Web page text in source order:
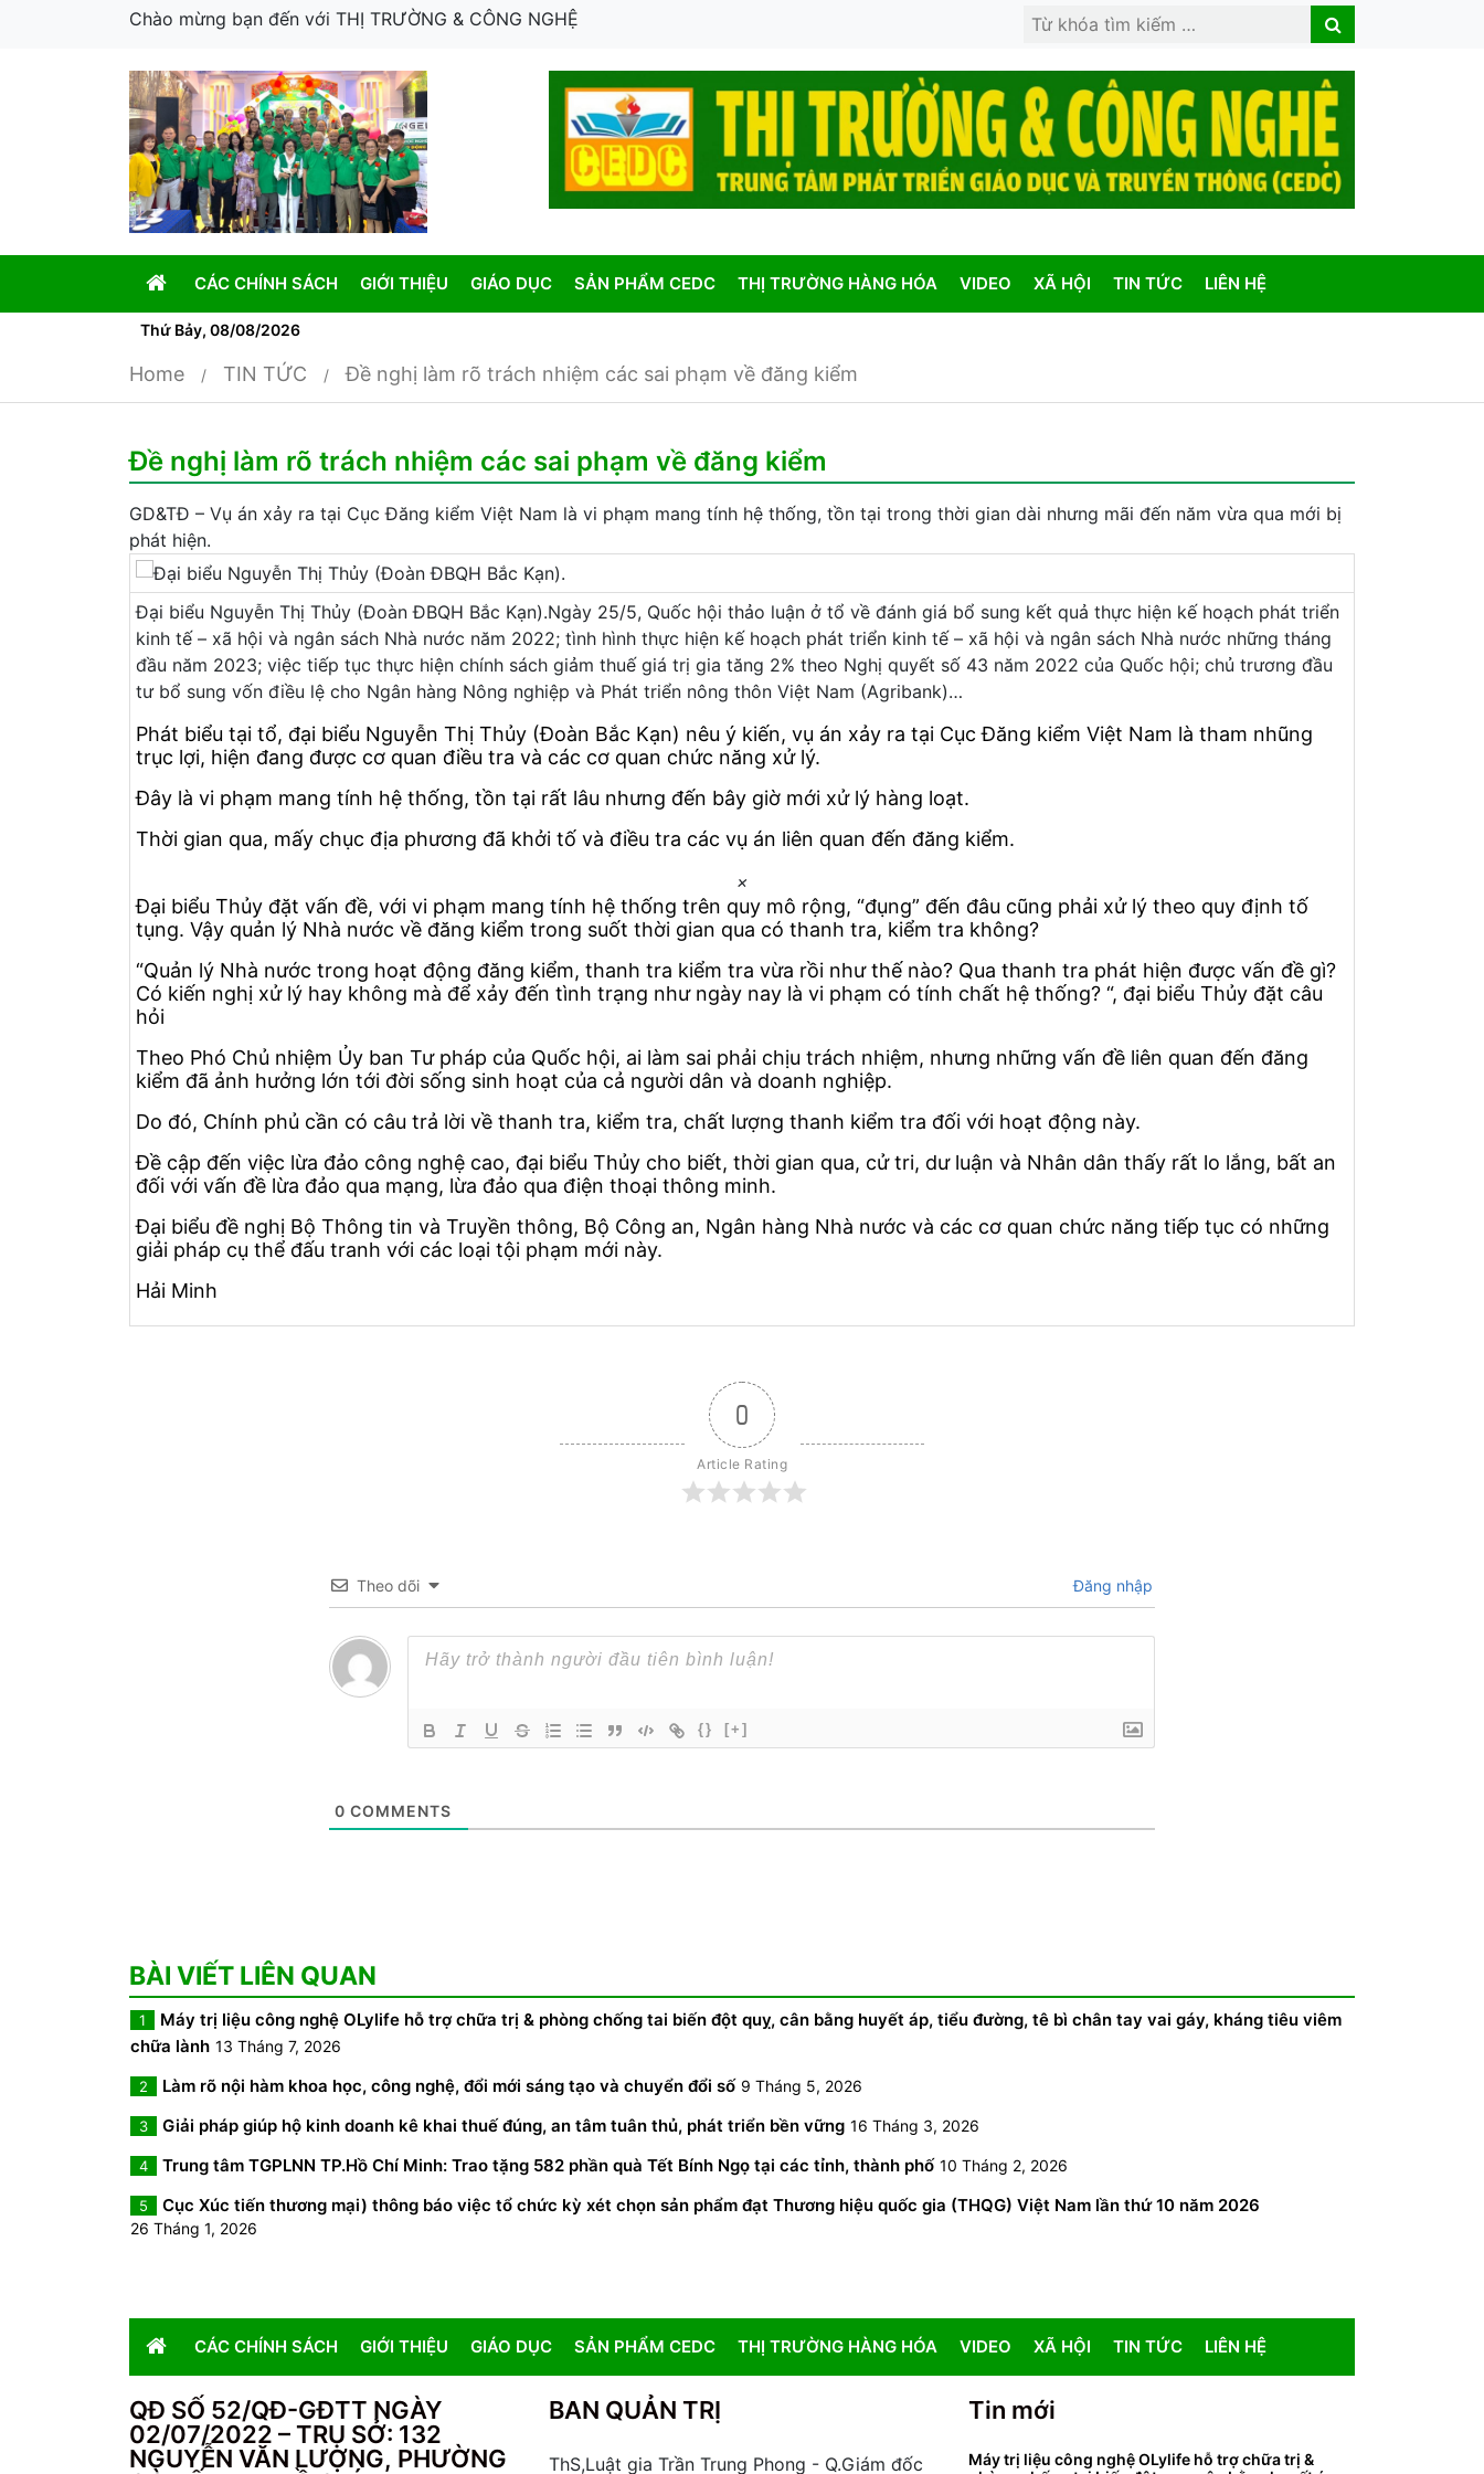
Chào mừng bạn đến với THỊ TRƯỜNG & CÔNG NGHỆ
Search
Search
CÁC CHÍNH SÁCH GIỚI THIỆU GIÁO DỤC SẢN PHẨM CEDC THỊ TRƯỜNG HÀNG HÓA VIDEO XÃ HỘI TIN TỨC LIÊN HỆ
Thứ Bảy, 08/08/2026
Home TIN TỨC Đề nghị làm rõ trách nhiệm các sai phạm về đăng kiểm
Đề nghị làm rõ trách nhiệm các sai phạm về đăng kiểm
GD&TĐ – Vụ án xảy ra tại Cục Đăng kiểm Việt Nam là vi phạm mang tính hệ thống, tồn tại trong thời gian dài nhưng mãi đến năm vừa qua mới bị
phát hiện.
Đại biểu Nguyễn Thị Thủy (Đoàn ĐBQH Bắc Kạn).Ngày 25/5, Quốc hội thảo luận ở tổ về đánh giá bổ sung kết quả thực hiện kế hoạch phát triển
kinh tế – xã hội và ngân sách Nhà nước năm 2022; tình hình thực hiện kế hoạch phát triển kinh tế – xã hội và ngân sách Nhà nước những tháng
đầu năm 2023; việc tiếp tục thực hiện chính sách giảm thuế giá trị gia tăng 2% theo Nghị quyết số 43 năm 2022 của Quốc hội; chủ trương đầu
tư bổ sung vốn điều lệ cho Ngân hàng Nông nghiệp và Phát triển nông thôn Việt Nam (Agribank)…
Phát biểu tại tổ, đại biểu Nguyễn Thị Thủy (Đoàn Bắc Kạn) nêu ý kiến, vụ án xảy ra tại Cục Đăng kiểm Việt Nam là tham nhũng
trục lợi, hiện đang được cơ quan điều tra và các cơ quan chức năng xử lý.
Đây là vi phạm mang tính hệ thống, tồn tại rất lâu nhưng đến bây giờ mới xử lý hàng loạt.
Thời gian qua, mấy chục địa phương đã khởi tố và điều tra các vụ án liên quan đến đăng kiểm.
×
Đại biểu Thủy đặt vấn đề, với vi phạm mang tính hệ thống trên quy mô rộng, “đụng” đến đâu cũng phải xử lý theo quy định tố
tụng. Vậy quản lý Nhà nước về đăng kiểm trong suốt thời gian qua có thanh tra, kiểm tra không?
“Quản lý Nhà nước trong hoạt động đăng kiểm, thanh tra kiểm tra vừa rồi như thế nào? Qua thanh tra phát hiện được vấn đề gì?
Có kiến nghị xử lý hay không mà để xảy đến tình trạng như ngày nay là vi phạm có tính chất hệ thống? “, đại biểu Thủy đặt câu
hỏi
Theo Phó Chủ nhiệm Ủy ban Tư pháp của Quốc hội, ai làm sai phải chịu trách nhiệm, nhưng những vấn đề liên quan đến đăng
kiểm đã ảnh hưởng lớn tới đời sống sinh hoạt của cả người dân và doanh nghiệp.
Do đó, Chính phủ cần có câu trả lời về thanh tra, kiểm tra, chất lượng thanh kiểm tra đối với hoạt động này.
Đề cập đến việc lừa đảo công nghệ cao, đại biểu Thủy cho biết, thời gian qua, cử tri, dư luận và Nhân dân thấy rất lo lắng, bất an
đối với vấn đề lừa đảo qua mạng, lừa đảo qua điện thoại thông minh.
Đại biểu đề nghị Bộ Thông tin và Truyền thông, Bộ Công an, Ngân hàng Nhà nước và các cơ quan chức năng tiếp tục có những
giải pháp cụ thể đấu tranh với các loại tội phạm mới này.
Hải Minh
0
Article Rating
Theo dõi Đăng nhập
{} [+]
0 COMMENTS
BÀI VIẾT LIÊN QUAN
1
Máy trị liệu công nghệ OLylife hỗ trợ chữa trị & phòng chống tai biến đột quỵ, cân bằng huyết áp, tiểu đường, tê bì chân tay vai gáy, kháng tiêu viêm
chữa lành 13 Tháng 7, 2026
2 Làm rõ nội hàm khoa học, công nghệ, đổi mới sáng tạo và chuyển đổi số 9 Tháng 5, 2026
3 Giải pháp giúp hộ kinh doanh kê khai thuế đúng, an tâm tuân thủ, phát triển bền vững 16 Tháng 3, 2026
4 Trung tâm TGPLNN TP.Hồ Chí Minh: Trao tặng 582 phần quà Tết Bính Ngọ tại các tỉnh, thành phố 10 Tháng 2, 2026
5 Cục Xúc tiến thương mại) thông báo việc tổ chức kỳ xét chọn sản phẩm đạt Thương hiệu quốc gia (THQG) Việt Nam lần thứ 10 năm 2026
26 Tháng 1, 2026
CÁC CHÍNH SÁCH GIỚI THIỆU GIÁO DỤC SẢN PHẨM CEDC THỊ TRƯỜNG HÀNG HÓA VIDEO XÃ HỘI TIN TỨC LIÊN HỆ
QĐ SỐ 52/QĐ-GĐTT NGÀY
02/07/2022 – TRỤ SỞ: 132
NGUYỄN VĂN LƯỢNG, PHƯỜNG
BAN QUẢN TRỊ
ThS,Luật gia Trần Trung Phong - Q.Giám đốc
Tin mới
Máy trị liệu công nghệ OLylife hỗ trợ chữa trị &